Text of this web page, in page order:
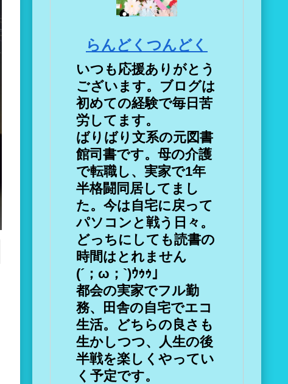
らんどくつんどく
いつも応援ありがとう
ございます。ブログは
初めての経験で毎日苦
労してます。
ばりばり文系の元図書
館司書です。母の介護
で転職し、実家で1年
半格闘同居してまし
た。今は自宅に戻って
パソコンと戦う日々。
どっちにしても読書の
時間はとれません
(´；ω；`)ｳｩｩ」
都会の実家でフル勤
務、田舎の自宅でエコ
生活。どちらの良さも
生かしつつ、人生の後
半戦を楽しくやってい
く予定です。